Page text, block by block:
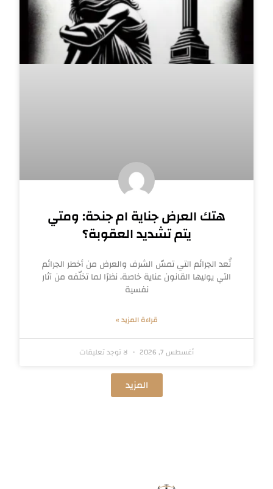
هتك العرض جناية ام جنحة: ومتي
يتم تشديد العقوبة؟
تُعد الجرائم التي تمسّ الشرف والعرض من أخطر الجرائم
التي يوليها القانون عناية خاصة، نظرًا لما تخلّفه من آثار
نفسية
قراءة المزيد »
أغسطس 7, 2026 لا توجد تعليقات
المزيد